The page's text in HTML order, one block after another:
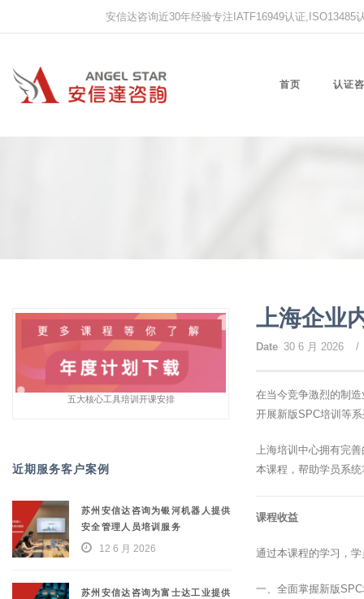
安信达咨询近30年经验专注IATF16949认证
首页 认证
上海企业
Date 30 6 月 2026 /
在当今竞争激烈的制
开展新版SPC培训等
上海培训中心拥有完
本课程，帮助学员系
课程收益
通过本课程的学习，
一、全面掌握新版
五大核心工具培训开课安排
近期服务客户案例
苏州安信达咨询为银河机器人提供
安全管理人员培训服务
12 6 月 2026
苏州安信达咨询为富士达工业提供